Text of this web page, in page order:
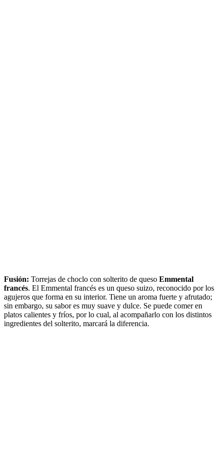
Fusión: Torrejas de choclo con solterito de queso Emmental
francés. El Emmental francés es un queso suizo, reconocido por los
agujeros que forma en su interior. Tiene un aroma fuerte y afrutado;
sin embargo, su sabor es muy suave y dulce. Se puede comer en
platos calientes y fríos, por lo cual, al acompañarlo con los distintos
ingredientes del solterito, marcará la diferencia.